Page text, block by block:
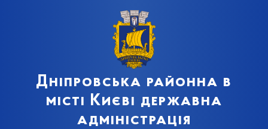
Дніпровська районна в
місті Києві державна
адміністрація